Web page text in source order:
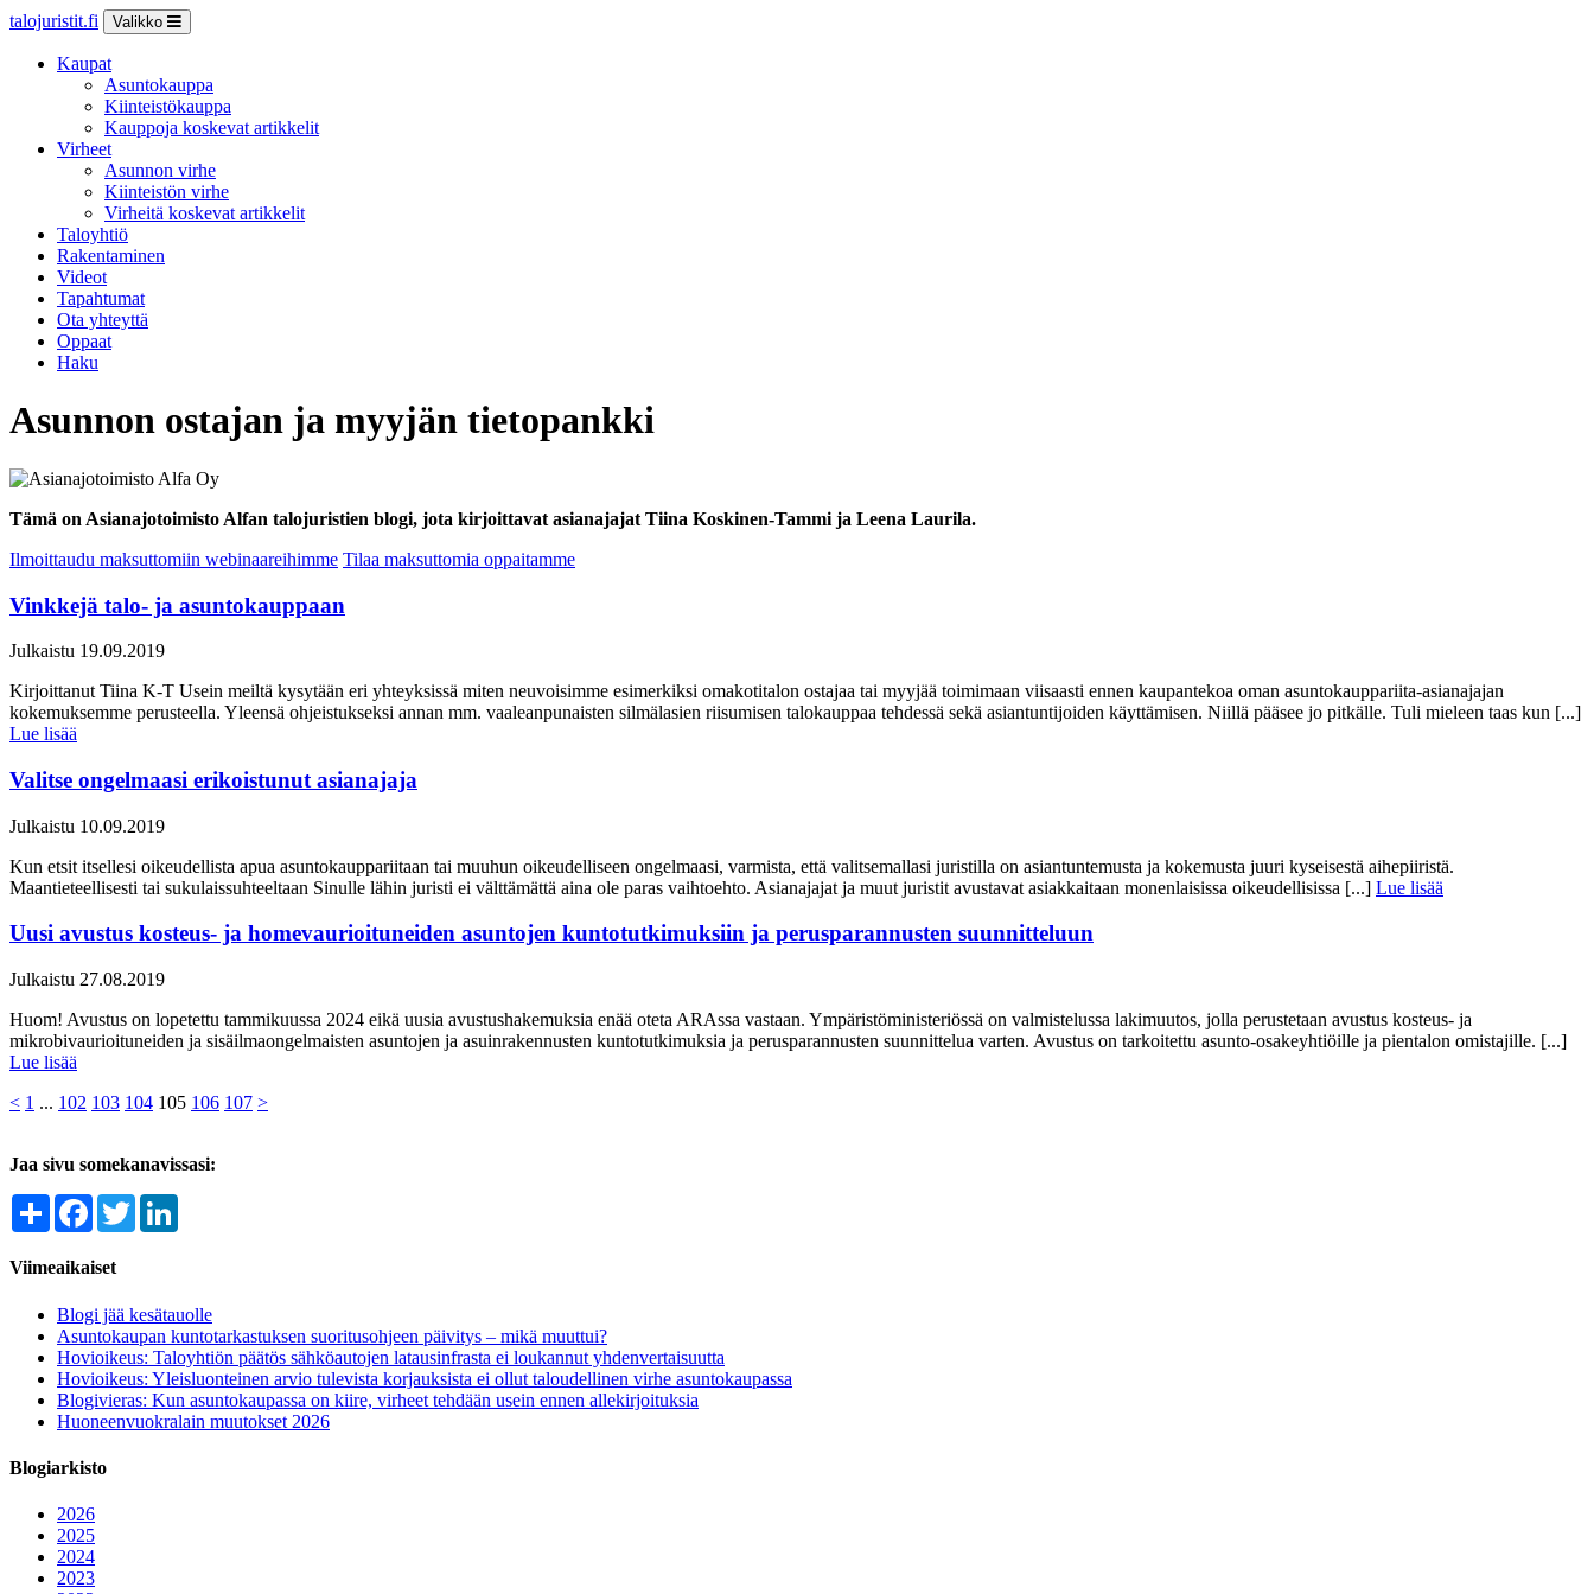
talojuristit.fi Valikko
Kaupat
Asuntokauppa
Kiinteistökauppa
Kauppoja koskevat artikkelit
Virheet
Asunnon virhe
Kiinteistön virhe
Virheitä koskevat artikkelit
Taloyhtiö
Rakentaminen
Videot
Tapahtumat
Ota yhteyttä
Oppaat
Haku
Asunnon ostajan ja myyjän tietopankki
Tämä on Asianajotoimisto Alfan talojuristien blogi, jota kirjoittavat asianajajat Tiina Koskinen-Tammi ja Leena Laurila.
Ilmoittaudu maksuttomiin webinaareihimme Tilaa maksuttomia oppaitamme
Vinkkejä talo- ja asuntokauppaan
Julkaistu 19.09.2019
Kirjoittanut Tiina K-T Usein meiltä kysytään eri yhteyksissä miten neuvoisimme esimerkiksi omakotitalon ostajaa tai myyjää toimimaan viisaasti ennen kaupantekoa oman asuntokauppariita-asianajajan
kokemuksemme perusteella. Yleensä ohjeistukseksi annan mm. vaaleanpunaisten silmälasien riisumisen talokauppaa tehdessä sekä asiantuntijoiden käyttämisen. Niillä pääsee jo pitkälle. Tuli mieleen taas kun [...]
Lue lisää
Valitse ongelmaasi erikoistunut asianajaja
Julkaistu 10.09.2019
Kun etsit itsellesi oikeudellista apua asuntokauppariitaan tai muuhun oikeudelliseen ongelmaasi, varmista, että valitsemallasi juristilla on asiantuntemusta ja kokemusta juuri kyseisestä aihepiiristä.
Maantieteellisesti tai sukulaissuhteeltaan Sinulle lähin juristi ei välttämättä aina ole paras vaihtoehto. Asianajajat ja muut juristit avustavat asiakkaitaan monenlaisissa oikeudellisissa [...] Lue lisää
Uusi avustus kosteus- ja homevaurioituneiden asuntojen kuntotutkimuksiin ja perusparannusten suunnitteluun
Julkaistu 27.08.2019
Huom! Avustus on lopetettu tammikuussa 2024 eikä uusia avustushakemuksia enää oteta ARAssa vastaan. Ympäristöministeriössä on valmistelussa lakimuutos, jolla perustetaan avustus kosteus- ja
mikrobivaurioituneiden ja sisäilmaongelmaisten asuntojen ja asuinrakennusten kuntotutkimuksia ja perusparannusten suunnittelua varten. Avustus on tarkoitettu asunto-osakeyhtiöille ja pientalon omistajille. [...]
Lue lisää
< 1 ... 102 103 104 105 106 107 >
Jaa sivu somekanavissasi:
Share FacebookTwitter
Viimeaikaiset
Blogi jää kesätauolle
Asuntokaupan kuntotarkastuksen suoritusohjeen päivitys – mikä muuttui?
Hovioikeus: Taloyhtiön päätös sähköautojen latausinfrasta ei loukannut yhdenvertaisuutta
Hovioikeus: Yleisluonteinen arvio tulevista korjauksista ei ollut taloudellinen virhe asuntokaupassa
Blogivieras: Kun asuntokaupassa on kiire, virheet tehdään usein ennen allekirjoituksia
Huoneenvuokralain muutokset 2026
Blogiarkisto
2026
2025
2024
2023